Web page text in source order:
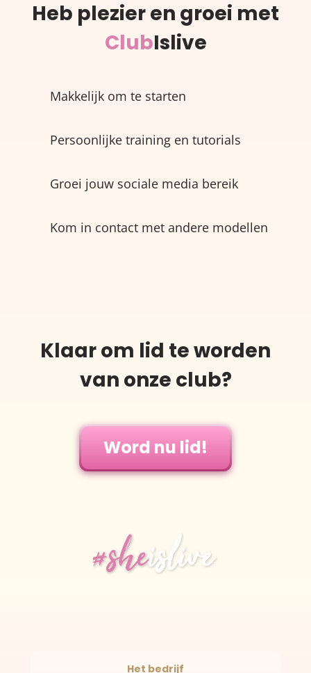
Heb plezier en groei met
ClubIslive
Makkelijk om te starten
Persoonlijke training en tutorials
Groei jouw sociale media bereik
Kom in contact met andere modellen
Klaar om lid te worden
van onze club?
Word nu lid!
Het bedrijf